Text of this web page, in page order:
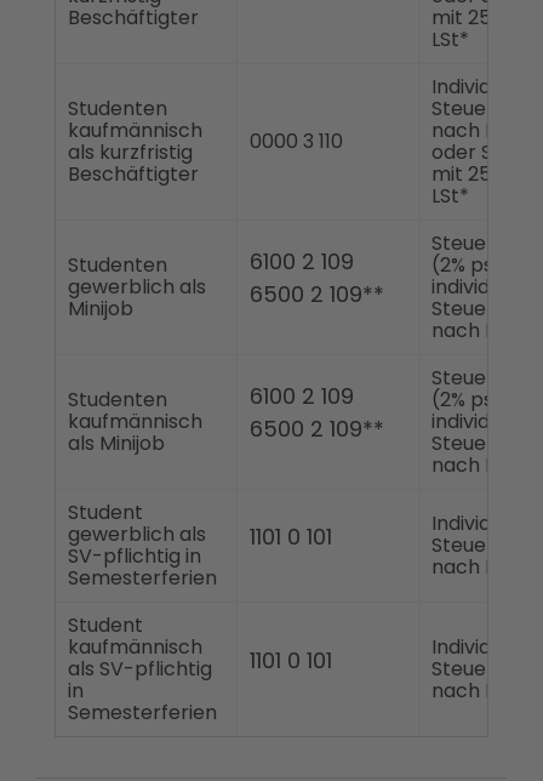
Beschäftigter mit 25%
LSt*
Studenten
kaufmännisch
als kurzfristig
Beschäftigter
0000 3 110
Individuelle
nach
oder
mit 25%
LSt*
Studenten
gewerblich als
Minijob
6100 2 109
6500 2 109**
(2%
individuelle
nach
Studenten
kaufmännisch
als Minijob
6100 2 109
6500 2 109**
(2%
individuelle
nach
Student
gewerblich als
SV-pflichtig in
Semesterferien
1101 0 101 Individuelle
nach
Student
kaufmännisch
als SV-pflichtig
in
Semesterferien
1101 0 101 Individuelle
nach